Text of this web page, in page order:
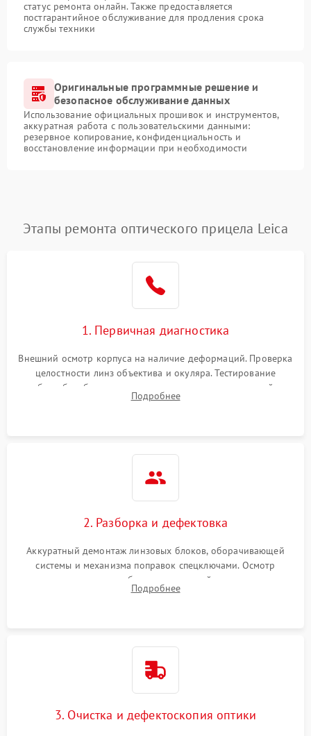
статус ремонта онлайн. Также предоставляется
постгарантийное обслуживание для продления срока
службы техники
Оригинальные программные решение и
безопасное обслуживание данных
Использование официальных прошивок и инструментов,
аккуратная работа с пользовательскими данными:
резервное копирование, конфиденциальность и
восстановление информации при необходимости
Этапы ремонта оптического прицела Leica
1. Первичная диагностика
Внешний осмотр корпуса на наличие деформаций. Проверка
целостности линз объектива и окуляра. Тестирование
работы барабанчиков ввода поправок, кольца отстройки
параллакса и зума. Выявление сколов, внутренних
Подробнее
2. Разборка и дефектовка
Аккуратный демонтаж линзовых блоков, оборачивающей
системы и механизма поправок спецключами. Осмотр
внутренних резьбовых соединений, пружин и
уплотнительных колец. Поиск причин люфта, смещения
Подробнее
3. Очистка и дефектоскопия оптики